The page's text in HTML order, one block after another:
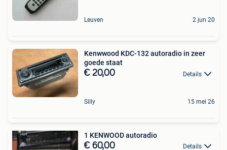
Leuven 2 jun 20
Kenwwood KDC-132 autoradio in zeer
goede staat
€ 20,00 Details
Silly 15 mei 26
1 KENWOOD autoradio
€ 60,00 Details